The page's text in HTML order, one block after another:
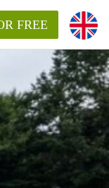
FREE